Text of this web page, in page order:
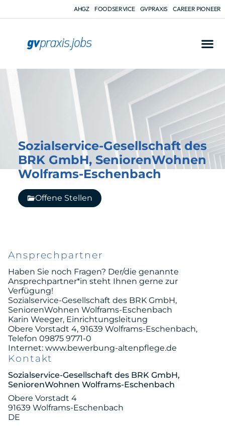
AHGZ FOODSERVICE GVPRAXIS CAREER PIONEER
Sozialservice-Gesellschaft des
BRK GmbH, SeniorenWohnen
Wolframs-Eschenbach
Offene Stellen
Ansprechpartner
Haben Sie noch Fragen? Der/die genannte
Ansprechpartner*in steht Ihnen gerne zur
Verfügung!
Sozialservice-Gesellschaft des BRK GmbH,
SeniorenWohnen Wolframs-Eschenbach
Karin Weeger, Einrichtungsleitung
Obere Vorstadt 4, 91639 Wolframs-Eschenbach,
Telefon 09875 9771-0
Internet: www.bewerbung-altenpflege.de
Kontakt
Sozialservice-Gesellschaft des BRK GmbH,
SeniorenWohnen Wolframs-Eschenbach
Obere Vorstadt 4
91639 Wolframs-Eschenbach
DE